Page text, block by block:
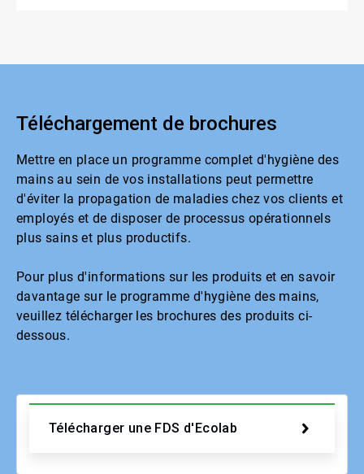
Téléchargement de brochures
Mettre en place un programme complet d'hygiène des
mains au sein de vos installations peut permettre
d'éviter la propagation de maladies chez vos clients et
employés et de disposer de processus opérationnels
plus sains et plus productifs.
Pour plus d'informations sur les produits et en savoir
davantage sur le programme d'hygiène des mains,
veuillez télécharger les brochures des produits ci-
dessous.
Télécharger une FDS d'Ecolab